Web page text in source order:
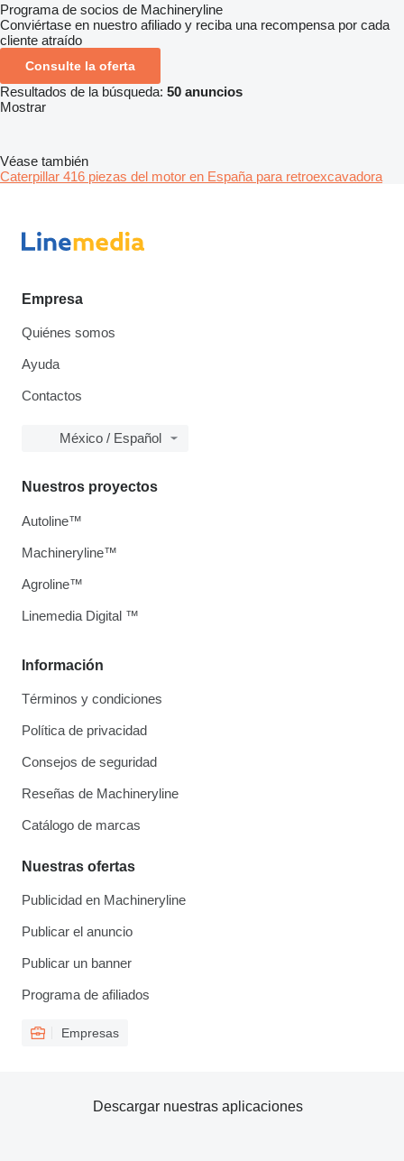
Programa de socios de Machineryline
Conviértase en nuestro afiliado y reciba una recompensa por cada
cliente atraído
Consulte la oferta
Resultados de la búsqueda: 50 anuncios
Mostrar
Véase también
Caterpillar 416 piezas del motor en España para retroexcavadora
Empresa
Quiénes somos
Ayuda
Contactos
México / Español
Información
Términos y condiciones
Política de privacidad
Consejos de seguridad
Reseñas de Machineryline
Catálogo de marcas
Nuestras ofertas
Publicidad en Machineryline
Publicar el anuncio
Publicar un banner
Programa de afiliados
Empresas
Nuestros proyectos
Autoline™
Machineryline™
Agroline™
Linemedia Digital ™
Descargar nuestras aplicaciones